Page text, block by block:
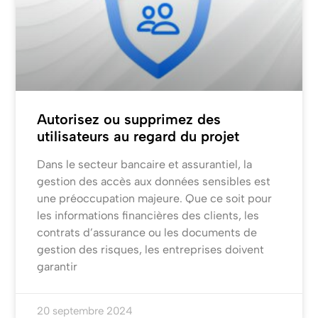
Autorisez ou supprimez des
utilisateurs au regard du projet
Dans le secteur bancaire et assurantiel, la
gestion des accès aux données sensibles est
une préoccupation majeure. Que ce soit pour
les informations financières des clients, les
contrats d’assurance ou les documents de
gestion des risques, les entreprises doivent
garantir
20 septembre 2024